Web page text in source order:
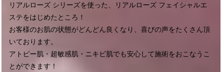
リアルローズ シリーズを使った、リアルローズ フェイシャルエ
ステをはじめたところ！
お客様のお肌の状態がどんどん良くなり、喜びの声をたくさん頂
いております。
アトピー肌・超敏感肌・ニキビ肌でも安心して施術をおこなうこ
とができます！